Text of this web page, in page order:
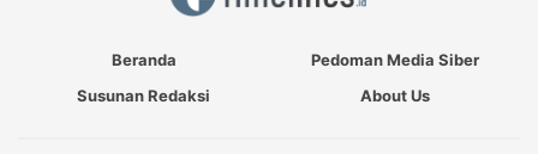
Beranda
Pedoman Media Siber
Susunan Redaksi
About Us